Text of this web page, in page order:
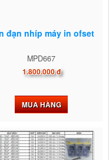
đạn nhíp máy in ofset
MPD667
1.800.000 đ
MUA HÀNG